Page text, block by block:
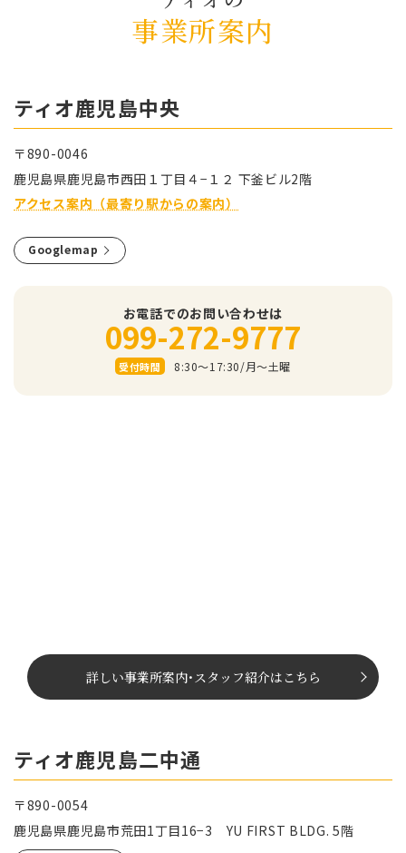
事業所案内
ティオ⿅児島中央
〒890-0046
⿅児島県⿅児島市⻄⽥１丁⽬４−１２ 下釜ビル2階
アクセス案内（最寄り駅からの案内）
Googlemap
お電話でのお問い合わせは
099-272-9777
受付時間 8:30～17:30/⽉〜⼟曜
詳しい事業所案内･スタッフ紹介はこちら
ティオ鹿児島二中通
〒890-0054
鹿児島県鹿児島市荒田1丁目16−3 YU FIRST BLDG. 5階